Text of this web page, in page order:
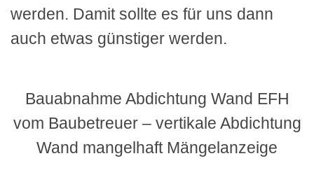
werden. Damit sollte es für uns dann
auch etwas günstiger werden.
Bauabnahme Abdichtung Wand EFH
vom Baubetreuer – vertikale Abdichtung
Wand mangelhaft Mängelanzeige